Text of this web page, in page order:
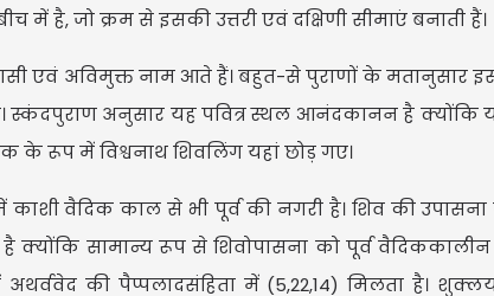
में है, जो क्रम से इसकी उत्तरी एवं दक्षिणी सीमाएं बनाती हैं।
एवं अविमुक्त नाम आते हैं। बहुत-से पुराणों के मतानुसार
स्कंदपुराण अनुसार यह पवित्र स्थल आनंदकानन है क्योंकि
के रूप में विश्वनाथ शिवलिंग यहां छोड़ गए।
वैदिक काल से भी पूर्व की नगरी है। शिव की
क्योंकि सामान्य रूप से शिवोपासना को पूर्व
की पैप्पलादसंहिता में (5,22,14) मिलता है।